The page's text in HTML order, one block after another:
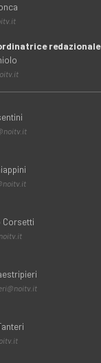
redazionale
Corsetti